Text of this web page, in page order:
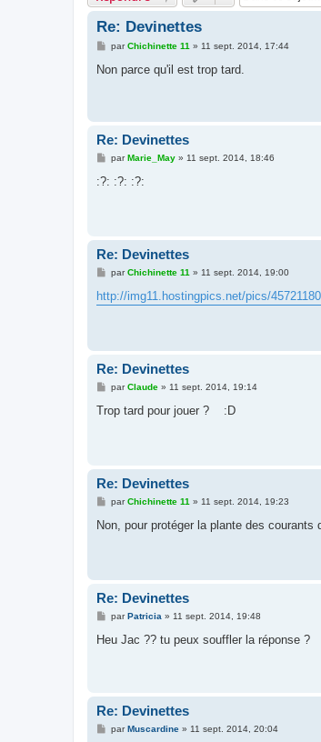
Re: Devinettes
M
s
parChichinette 11 » 11 sept. 2014, 17:44
Non parce qu'il est trop tard.
Re: Devinettes
M
s
parMarie_May» 11 sept. 2014, 18:46
:?: :?: :?:
Re: Devinettes
M
s
s
parChichinette 11 » 11 sept. 2014, 19:00
http://img11.hostingpics.net/pics/
Re: Devinettes
M
s
parClaude» 11 sept. 2014, 19:14
Trop tard pour jouer ? :D
Re: Devinettes
M
s
parChichinette 11 » 11 sept. 2014, 19:23
Non, pour protéger la plante des courants
Re: Devinettes
M
s
parPatricia » 11 sept. 2014, 19:48
Heu Jac ?? tu peux souffler la réponse ?
Re: Devinettes
MparMuscardine» 11 sept. 2014, 20:04